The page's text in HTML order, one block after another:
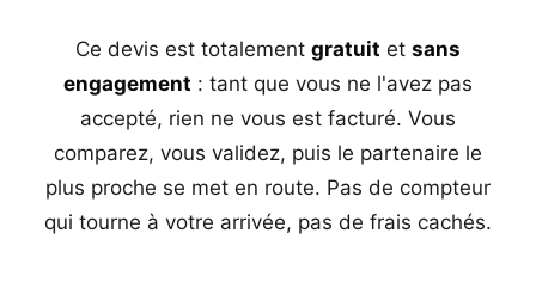
Ce devis est totalement gratuit et sans
engagement : tant que vous ne l'avez pas
accepté, rien ne vous est facturé. Vous
comparez, vous validez, puis le partenaire le
plus proche se met en route. Pas de compteur
qui tourne à votre arrivée, pas de frais cachés.